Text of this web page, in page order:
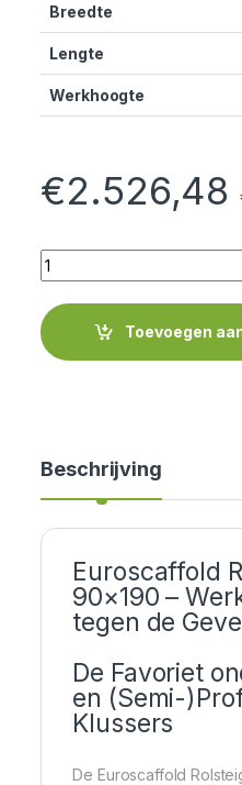
Breedte
Lengte
Werkhoogte
€2.526,48
Quantity
Toevoegen
Beschrijving
Euroscaffold
90×190 –
tegen de
De Favoriet
en (Semi-
Klussers
De Euroscaffold